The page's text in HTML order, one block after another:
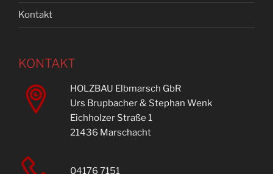
Kontakt
KONTAKT
HOLZBAU Elbmarsch GbR
Urs Brupbacher & Stephan Wenk
Eichholzer Straße 1
21436 Marschacht
04176 7151